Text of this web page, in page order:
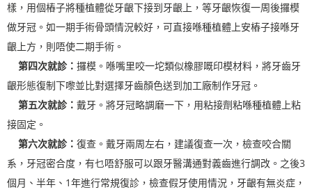
樣，用個樁子將種植體從牙齦下接到牙齦上，等牙齦恢復一周後攞模
做牙冠。如一期手術骨頭情況較好，可直接喺種植體上安樁子接喺牙
齦上方，則唔使二期手術。
第四次就診： 攞模。喺嘴里咬一坨類似橡膠嘅印模材料，將牙齒牙
齦形態復制下嚟並比對選擇牙齒顏色送到加工廠制作牙冠。
第五次就診： 戴牙。將牙冠略調磨一下，用粘接劑粘喺種植體上粘
接固定。
第六次就診： 復查。戴牙兩周左右，建議復查一次，檢查咬合關
系，牙冠密合度，有乜唔舒服可以跟牙醫溝通對義齒進行調改。之後3
個月、半年、1年進行常規復診，檢查假牙使用情況，牙齦有無炎症，